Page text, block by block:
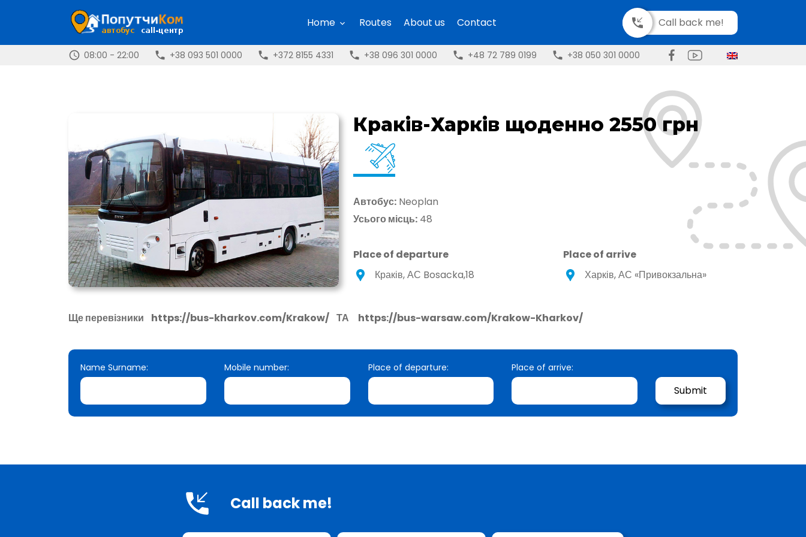
Home Routes About us Contact Call back me!
08:00 - 22:00 +38 093 501 0000 +372 8155 4331 +38 096 301 0000 +48 72 789 0199 +38 050 301 0000
Краків-Харків щоденно 2550 грн
Автобус: Neoplan
Усього місць: 48
Place of departure
Краків, АС Bosacka,18
Place of arrive
Харків, АС «Привокзальна»
Ще перевізники https://bus-kharkov.com/Krakow/ ТА https://bus-warsaw.com/Krakow-Kharkov/
Name Surname: Mobile number: Place of departure: Place of arrive:
Call back me!